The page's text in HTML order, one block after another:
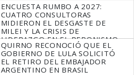
ENCUESTA RUMBO A 2027:
CUATRO CONSULTORAS
MIDIERON EL DESGASTE DE
MILEI Y LA CRISIS DE
LIDERAZGO EN EL PERONISMO
QUIRNO RECONOCIÓ QUE EL
GOBIERNO DE LULA SOLICITÓ
EL RETIRO DEL EMBAJADOR
ARGENTINO EN BRASIL